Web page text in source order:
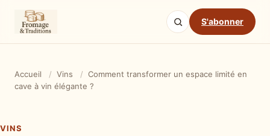
S'abonner
Accueil / Vins / Comment transformer un espace limité en
cave à vin élégante ?
VINS